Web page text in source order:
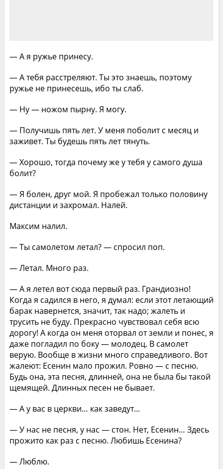
— А я ружье принесу.
— А тебя расстреляют. Ты это знаешь, поэтому
ружье не принесешь, ибо ты слаб.
— Ну — ножом пырну. Я могу.
— Получишь пять лет. У меня поболит с месяц и
заживет. Ты будешь пять лет тянуть.
— Хорошо, тогда почему же у тебя у самого душа
болит?
— Я болен, друг мой. Я пробежал только половину
дистанции и захромал. Налей.
Максим налил.
— Ты самолетом летал? — спросил поп.
— Летал. Много раз.
— А я летел вот сюда первый раз. Грандиозно!
Когда я садился в него, я думал: если этот летающий
барак навернется, значит, так надо; жалеть и
трусить не буду. Прекрасно чувствовал себя всю
дорогу! А когда он меня оторвал от земли и понес, я
даже погладил по боку — молодец. В самолет
верую. Вообще в жизни много справедливого. Вот
жалеют: Есенин мало прожил. Ровно — с песню.
Будь она, эта песня, длинней, она не была бы такой
щемящей. Длинных песен не бывает.
— А у вас в церкви… как заведут…
— У нас не песня, у нас — стон. Нет, Есенин… Здесь
прожито как раз с песню. Любишь Есенина?
— Люблю.